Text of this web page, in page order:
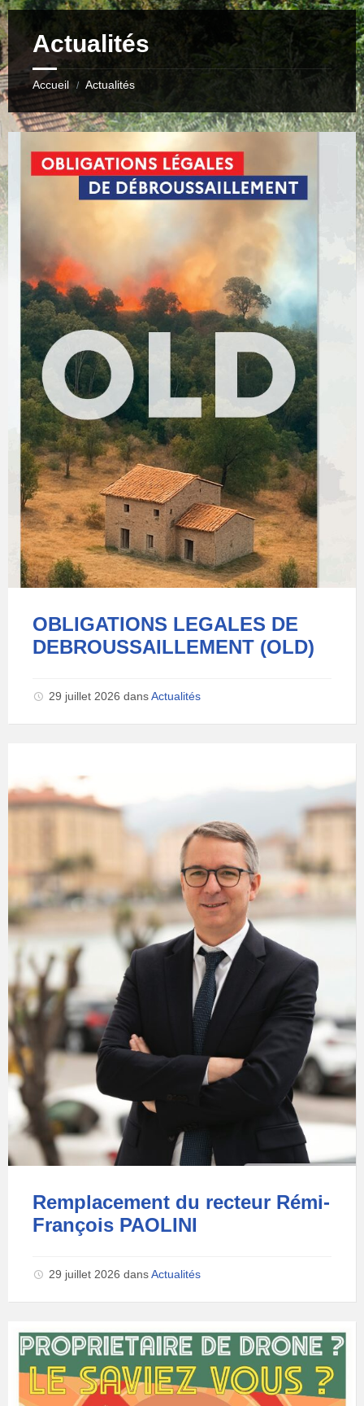
Actualités
Accueil / Actualités
OBLIGATIONS LEGALES DE
DEBROUSSAILLEMENT (OLD)
29 juillet 2026 dansActualités
Remplacement du recteur Rémi-
François PAOLINI
29 juillet 2026 dansActualités